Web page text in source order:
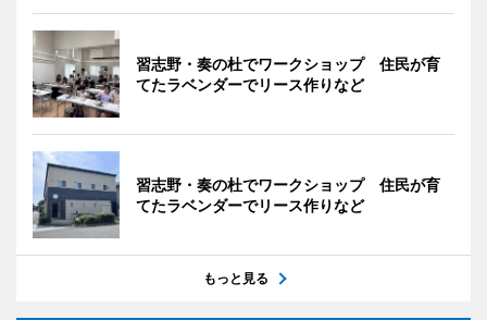
習志野・奏の杜でワークショップ 住民が育
てたラベンダーでリース作りなど
習志野・奏の杜でワークショップ 住民が育
てたラベンダーでリース作りなど
もっと見る